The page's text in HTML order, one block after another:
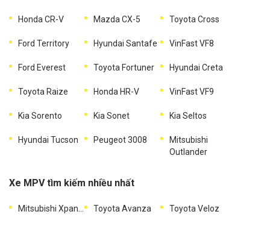
Honda CR-V Mazda CX-5 Toyota Cross
Ford Territory Hyundai Santafe VinFast VF8
Ford Everest Toyota Fortuner Hyundai Creta
Toyota Raize Honda HR-V VinFast VF9
Kia Sorento Kia Sonet Kia Seltos
Hyundai Tucson Peugeot 3008
Mitsubishi
Outlander
Xe MPV tìm kiếm nhiều nhất
Toyota Avanza Toyota Veloz